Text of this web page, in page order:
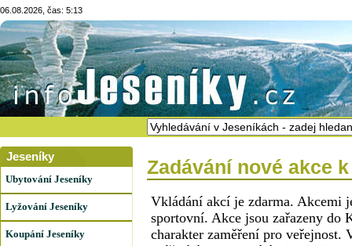
06.08.2026, čas: 5:13
Jeseníky
Ubytování Jeseníky
Lyžování Jeseníky
Koupání Jeseníky
Zadávání nové akce
Vkládání akcí je zdarma. Akcemi
sportovní. Akce jsou zařazeny do
charakter zaměření pro veřejnost.